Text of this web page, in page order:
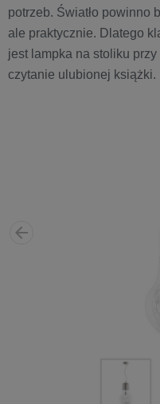
potrzeb. Światło powinno
ale praktycznie. Dlatego
jest lampka na stoliku
czytanie ulubionej książki.